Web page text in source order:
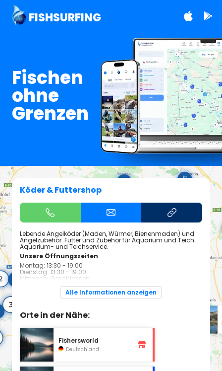
FISHSURFING
Fischen
ohne
Grenzen
Köder & Futtershop
Lebende Angelköder (Maden, Würmer, Bienenmaden) und
Angelzubehör. Futter und Zubehör für Aquarium und Teich.
Aquarium- und Teichservice.
Unsere Öffnungszeiten
Montag: 13:30 - 19:00
Dienstag: 13:30 - 19:00
Mittwoch: Geschlossen
Donnerstag: 13:30 - 19:00
Freitag: 13:30 - 19:00
Samstag: 9:00 - 13:00
Alle Informationen anzeigen
Orte in der Nähe:
Fishersworld
Deutschland